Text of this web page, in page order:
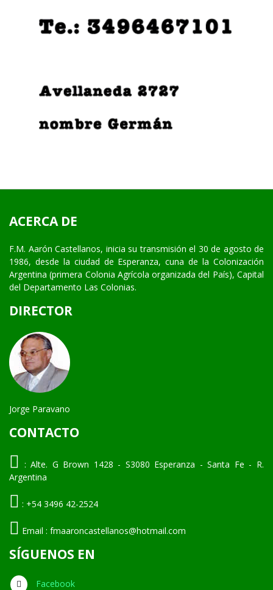
ACERCA DE
F.M. Aarón Castellanos, inicia su transmisión el 30 de agosto de
1986, desde la ciudad de Esperanza, cuna de la Colonización
Argentina (primera Colonia Agrícola organizada del País), Capital
del Departamento Las Colonias.
DIRECTOR
Jorge Paravano
CONTACTO
: Alte. G Brown 1428 - S3080 Esperanza - Santa Fe - R.
Argentina
: +54 3496 42-2524
Email : fmaaroncastellanos@hotmail.com
SÍGUENOS EN
Facebook